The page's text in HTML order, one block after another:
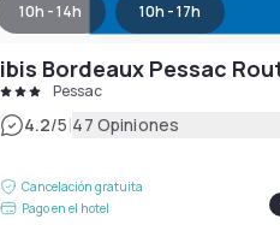
10h - 14h 10h - 17h
ibis Bordeaux Pessac
Pessac
4.2/5|47 Opiniones
Cancelación gratuita
Pago en el hotel